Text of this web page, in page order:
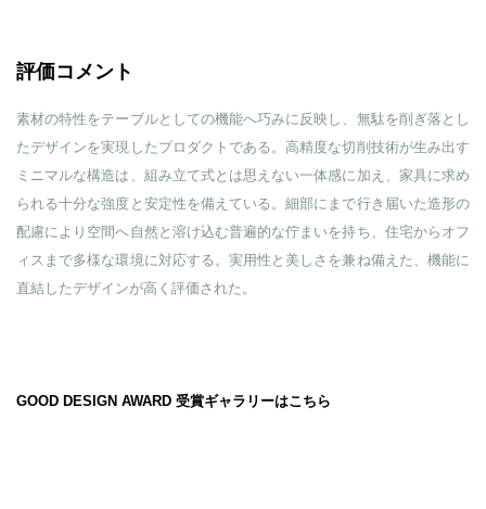
評価コメント
素材の特性をテーブルとしての機能へ巧みに反映し、無駄を削ぎ落とし
たデザインを実現したプロダクトである。高精度な切削技術が生み出す
ミニマルな構造は、組み立て式とは思えない一体感に加え、家具に求め
られる十分な強度と安定性を備えている。細部にまで行き届いた造形の
配慮により空間へ自然と溶け込む普遍的な佇まいを持ち、住宅からオフ
ィスまで多様な環境に対応する。実用性と美しさを兼ね備えた、機能に
直結したデザインが高く評価された。
GOOD DESIGN AWARD 受賞ギャラリーはこちら